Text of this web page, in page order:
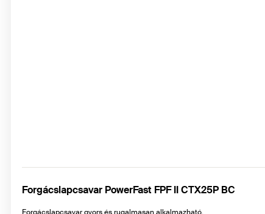
Forgácslapcsavar PowerFast FPF II CTX25P BC
Forgácslapcsavar gyors és rugalmasan alkalmazható.